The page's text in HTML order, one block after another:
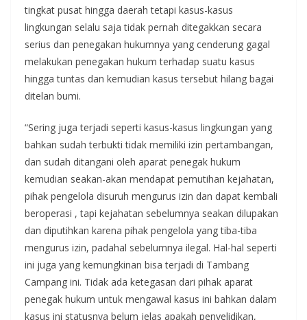
tingkat pusat hingga daerah tetapi kasus-kasus
lingkungan selalu saja tidak pernah ditegakkan secara
serius dan penegakan hukumnya yang cenderung gagal
melakukan penegakan hukum terhadap suatu kasus
hingga tuntas dan kemudian kasus tersebut hilang bagai
ditelan bumi.
“Sering juga terjadi seperti kasus-kasus lingkungan yang
bahkan sudah terbukti tidak memiliki izin pertambangan,
dan sudah ditangani oleh aparat penegak hukum
kemudian seakan-akan mendapat pemutihan kejahatan,
pihak pengelola disuruh mengurus izin dan dapat kembali
beroperasi , tapi kejahatan sebelumnya seakan dilupakan
dan diputihkan karena pihak pengelola yang tiba-tiba
mengurus izin, padahal sebelumnya ilegal. Hal-hal seperti
ini juga yang kemungkinan bisa terjadi di Tambang
Campang ini. Tidak ada ketegasan dari pihak aparat
penegak hukum untuk mengawal kasus ini bahkan dalam
kasus ini statusnya belum jelas apakah penyelidikan,